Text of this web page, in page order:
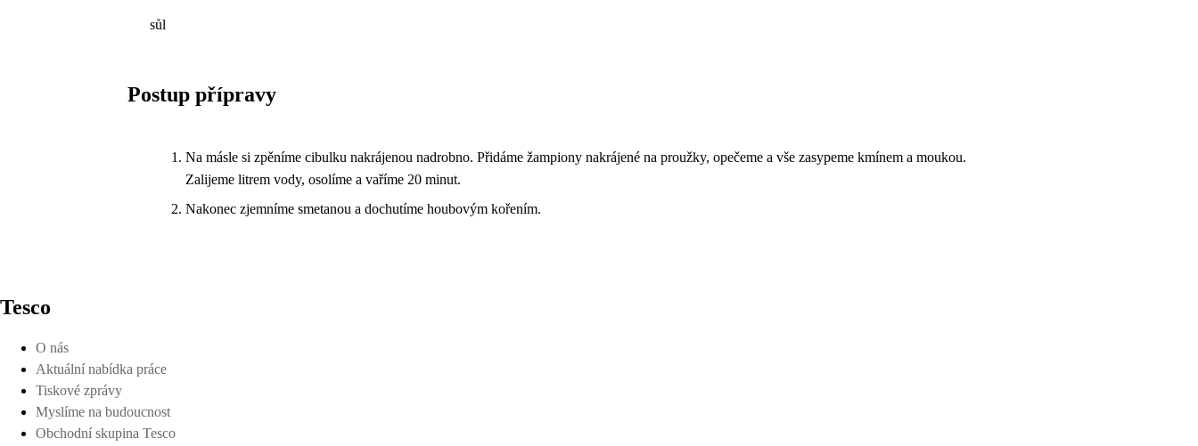
sůl
Postup přípravy
Na másle si zpěníme cibulku nakrájenou nadrobno. Přidáme žampiony nakrájené na proužky, opečeme a vše zasypeme kmínem a moukou.
Zalijeme litrem vody, osolíme a vaříme 20 minut.
Nakonec zjemníme smetanou a dochutíme houbovým kořením.
Tesco
O nás
Aktuální nabídka práce
Tiskové zprávy
Myslíme na budoucnost
Obchodní skupina Tesco